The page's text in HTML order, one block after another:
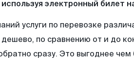
электронный билет
услуги по перевозке
по сравнению от и до
сразу. Это выгоднее чем